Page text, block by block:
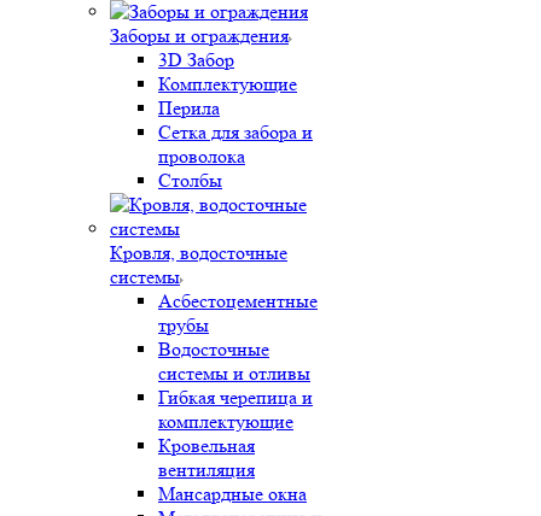
Заборы и ограждения
3D Забор
Комплектующие
Перила
Сетка для забора и
проволока
Столбы
Кровля, водосточные
системы
Асбестоцементные
трубы
Водосточные
системы и отливы
Гибкая черепица и
комплектующие
Кровельная
вентиляция
Мансардные окна